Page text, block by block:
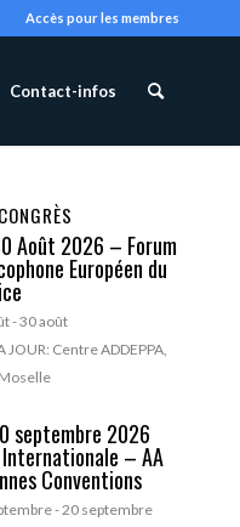
Accès pour les membres
Contact-infos
Août 2026 – Forum
Européen du
-30 août
JOUR: Centre ADDEPPA,
septembre 2026
– AA
Conventions
-20 septembre